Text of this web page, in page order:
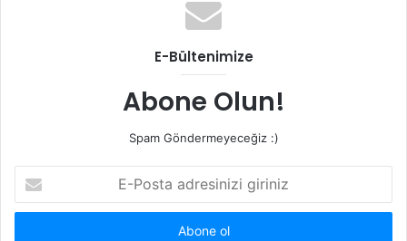
E-Bültenimize
Abone Olun!
Spam Göndermeyeceğiz :)
Posta
adresinizi